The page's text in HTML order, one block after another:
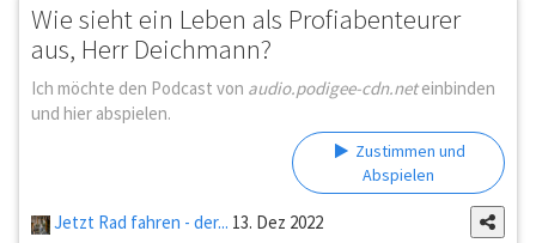
Wie sieht ein Leben als Profiabenteurer
aus, Herr Deichmann?
Ich möchte den Podcast von audio.podigee-cdn.neteinbinden
und hier abspielen.
Zustimmen und
Abspielen
Jetzt Rad fahren - der... 13. Dez 2022